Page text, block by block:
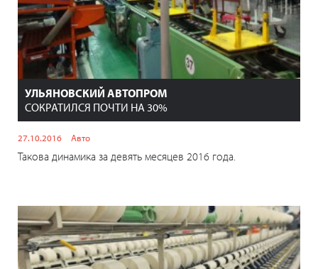
УЛЬЯНОВСКИЙ АВТОПРОМ
СОКРАТИЛСЯ ПОЧТИ НА 30%
27.10.2016 Авто
Такова динамика за девять месяцев 2016 года.